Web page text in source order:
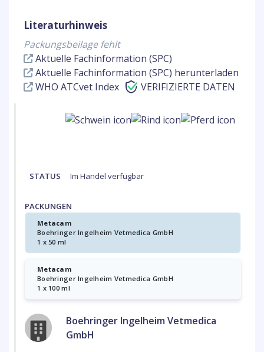
Literaturhinweis
Packungsbeilage fehlt
Aktuelle Fachinformation (SPC)
Aktuelle Fachinformation (SPC) herunterladen
WHO ATCvet Index
VERIFIZIERTE DATEN
STATUS Im Handel verfügbar
PACKUNGEN
Metacam
Boehringer Ingelheim Vetmedica GmbH
1 x 50 ml
Metacam
Boehringer Ingelheim Vetmedica GmbH
1 x 100 ml
Boehringer Ingelheim Vetmedica
GmbH